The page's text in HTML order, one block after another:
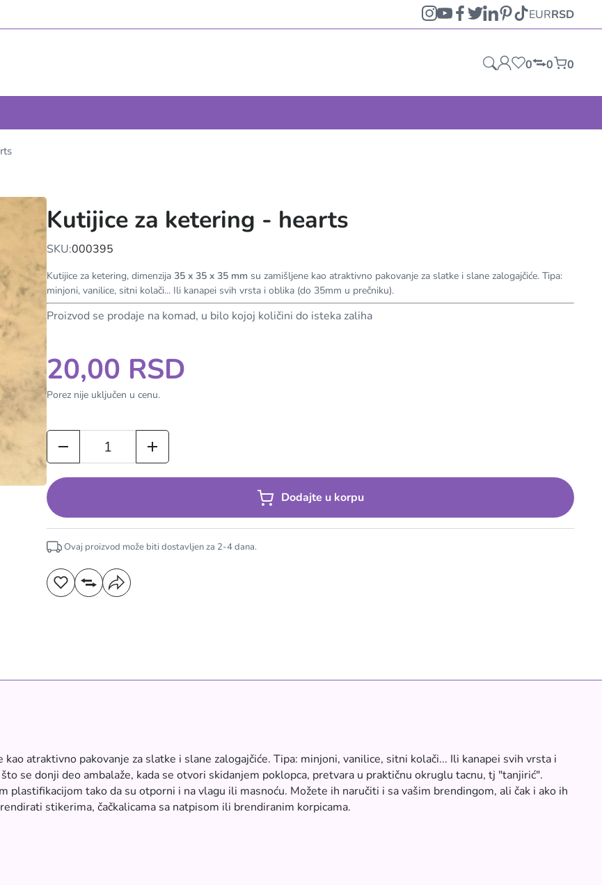
EURRSD
0 0 0
Kutijice za ketering - hearts
SKU:000395
Kutijice za ketering, dimenzija 35 x 35 x 35 mm su zamišljene kao atraktivno pakovanje za slatke i slane zalogajčiće. Tipa:
minjoni, vanilice, sitni kolači... Ili kanapei svih vrsta i oblika (do 35mm u prečniku).
Proizvod se prodaje na komad, u bilo kojoj količini do isteka zaliha
20,00 RSD
Porez nije uključen u cenu.
Dodajte u korpu
Ovaj proizvod može biti dostavljen za 2-4dana.
kao atraktivno pakovanje za slatke i slane zalogajčiće. Tipa: minjoni, vanilice, sitni kolači... Ili kanapei svih vrsta i
se donji deo ambalaže, kada se otvori skidanjem poklopca, pretvara u praktičnu okruglu tacnu, tj "tanjirić".
tako da su otporni i na vlagu ili masnoću. Možete ih naručiti i sa vašim brendingom, ali čak i ako ih
stikerima, čačkalicama sa natpisom ili brendiranim korpicama.